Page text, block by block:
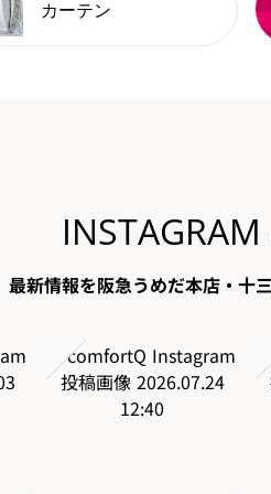
カーテン
INSTAGRAM
最新情報を阪急うめだ本店・十